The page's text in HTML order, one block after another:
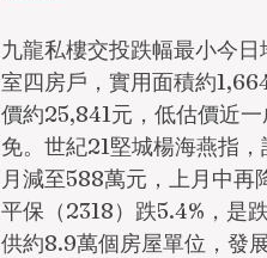
九龍私樓交投跌幅最小今
室四房戶，實用面積約
價約25,841元，低估價近
免。世紀21堅城楊海燕指
月減至588萬元，上月中再
平保（2318）跌5.4%，是
供約8.9萬個房屋單位，發